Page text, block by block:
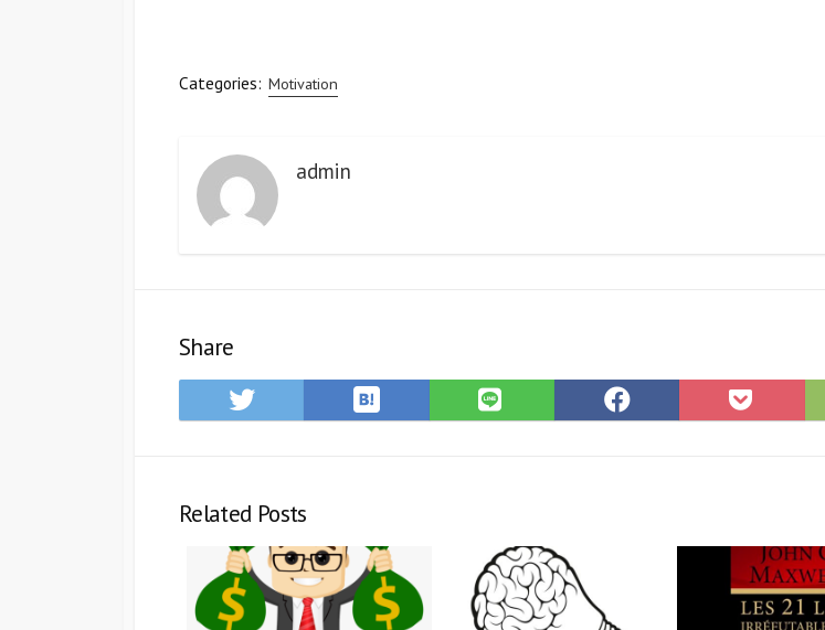
Categories: Motivation
admin
Share
Share
Save
Share
Share
Save
Related Posts